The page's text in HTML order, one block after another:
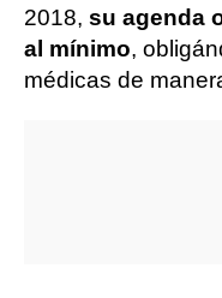
2018, su agenda
al mínimo,
médicas de